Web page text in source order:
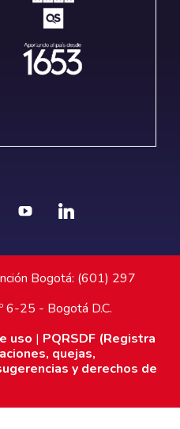
Bogotá: (601) 297
6-25 - Bogotá D.C.
uso | PQRSDF (Registra
quejas,
y derechos de